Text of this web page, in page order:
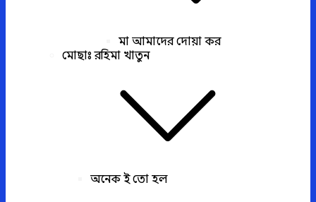
মা আমাদের দোয়া কর
মোছাঃ রহিমা খাতুন
অনেক ই তো হল